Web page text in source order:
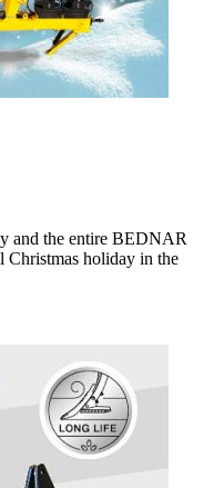
and the entire BEDNAR
Christmas holiday in the